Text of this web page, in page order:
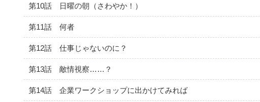
第10話 日曜の朝（さわやか！）
第11話 何者
第12話 仕事じゃないのに？
第13話 敵情視察……？
第14話 企業ワークショップに出かけてみれば